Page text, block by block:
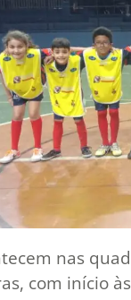
nas
com início